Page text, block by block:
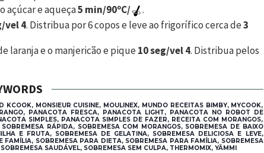
açúcar e aqueça5 min/90ºC/
.
vel 4. Distribua por 6 copos e leve ao frigorífico cerca de3
laranja e o manjericão e pique10 seg/vel 4. Distribua pelos
MONSIEUR CUISINE, MOULINEX, MUNDO RECEITAS BIMBY, MYCOOK,
PANACOTA FRESCA, PANACOTA LIGHT, PANACOTA NO ROBOT DE
SIMPLES, PANACOTA SIMPLES DE FAZER, RECEITA COM MORANGOS,
RÁPIDA, SOBREMESA COM MORANGOS, SOBREMESA DE BAIXO
E FRUTA, SOBREMESA DE GELATINA, SOBREMESA DELICIOSA E LEVE,
SOBREMESA PARA DIETA, SOBREMESA PARA FAMÍLIA, SOBREMESA
SAUDÁVEL, SOBREMESA SEM CULPA, THERMOMIX, YÄMMI